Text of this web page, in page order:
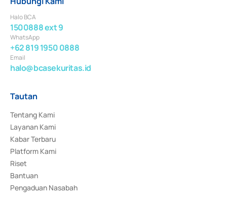
Halo BCA
1500888 ext 9
WhatsApp
+62 819 1950 0888
Email
halo@bcasekuritas.id
Tautan
Tentang Kami
Layanan Kami
Kabar Terbaru
Platform Kami
Riset
Bantuan
Pengaduan Nasabah